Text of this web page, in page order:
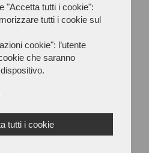
"Accetta tutti i cookie":
tutti i cookie sul
cookie": l’utente
che saranno
tutti i cookie
raggiungi la vetta più